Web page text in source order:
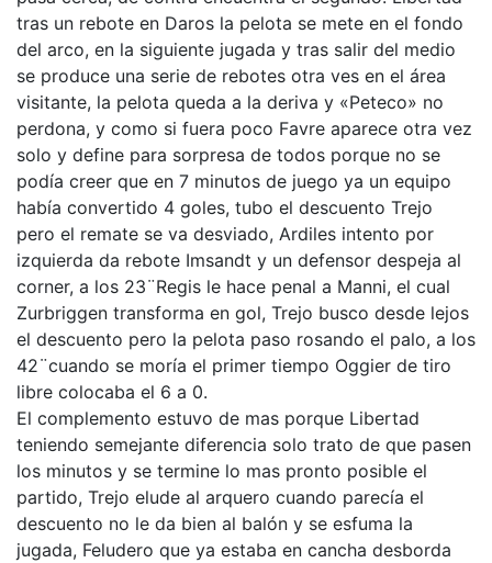
tras un rebote en Daros la pelota se mete en el fondo
del arco, en la siguiente jugada y tras salir del medio
se produce una serie de rebotes otra ves en el área
visitante, la pelota queda a la deriva y «Peteco» no
perdona, y como si fuera poco Favre aparece otra vez
solo y define para sorpresa de todos porque no se
podía creer que en 7 minutos de juego ya un equipo
había convertido 4 goles, tubo el descuento Trejo
pero el remate se va desviado, Ardiles intento por
izquierda da rebote Imsandt y un defensor despeja al
corner, a los 23¨Regis le hace penal a Manni, el cual
Zurbriggen transforma en gol, Trejo busco desde lejos
el descuento pero la pelota paso rosando el palo, a los
42¨cuando se moría el primer tiempo Oggier de tiro
libre colocaba el 6 a 0.
El complemento estuvo de mas porque Libertad
teniendo semejante diferencia solo trato de que pasen
los minutos y se termine lo mas pronto posible el
partido, Trejo elude al arquero cuando parecía el
descuento no le da bien al balón y se esfuma la
jugada, Feludero que ya estaba en cancha desborda